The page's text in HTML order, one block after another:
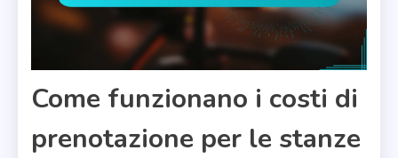
Come funzionano i costi di
prenotazione per le stanze